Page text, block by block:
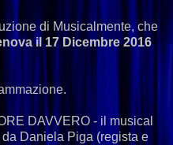
di Musicalmente, che
il 17 Dicembre 2016
DAVVERO - il musical
Daniela Piga (regista e